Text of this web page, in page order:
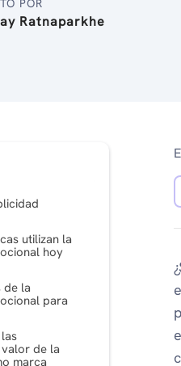
POR
Ratnaparkhe
utilizan la
hoy
de la
para
de la
marca